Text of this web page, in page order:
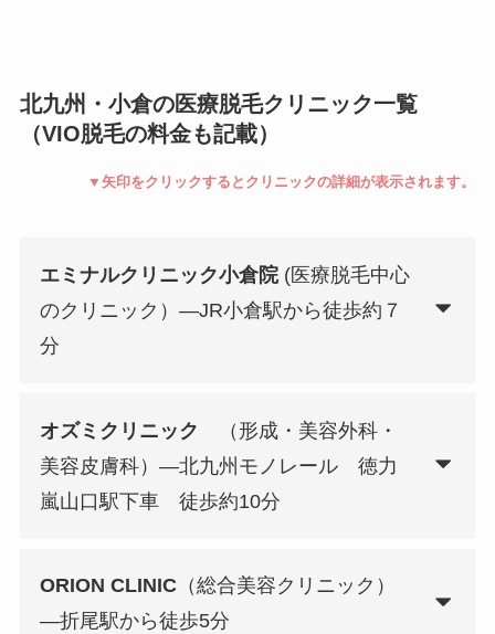
北九州・小倉の医療脱毛クリニック一覧
（VIO脱毛の料金も記載）
▼矢印をクリックするとクリニックの詳細が表示されます。
エミナルクリニック小倉院(医療脱毛中心
のクリニック）—JR小倉駅から徒歩約７
分
オズミクリニック
（形成・美容外科・
美容皮膚科）—北九州モノレール 徳力
嵐山口駅下車 徒歩約10分
ORION CLINIC（総合美容クリニック）
—折尾駅から徒歩5分